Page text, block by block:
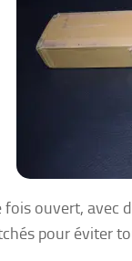
fois ouvert, avec
pour éviter